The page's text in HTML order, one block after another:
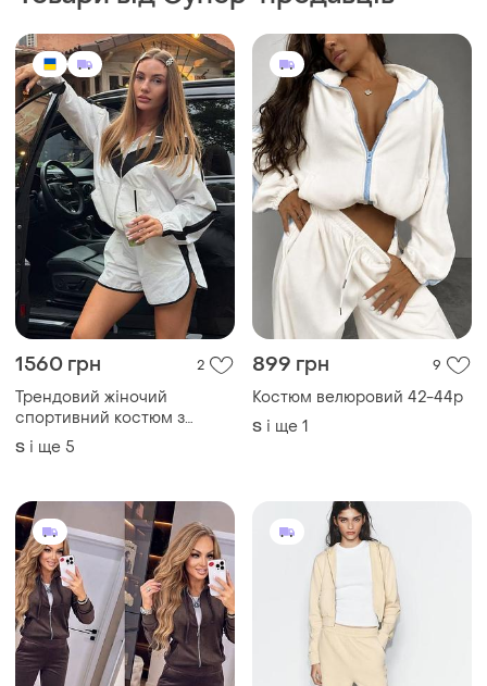
1560 грн 2
Трендовий жіночий
спортивний костюм з
шортами
S і ще 5
899 грн 9
Костюм велюровий 42-44р
S і ще 1